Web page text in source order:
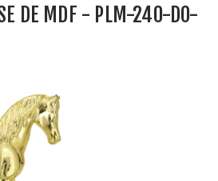
DE MDF - PLM-240-DO-